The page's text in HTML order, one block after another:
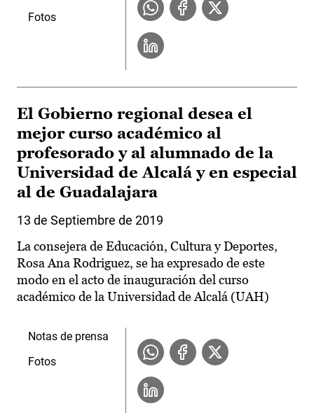
Fotos
El Gobierno regional desea el
mejor curso académico al
profesorado y al alumnado de la
Universidad de Alcalá y en especial
al de Guadalajara
13 de Septiembre de 2019
La consejera de Educación, Cultura y Deportes,
Rosa Ana Rodriguez, se ha expresado de este
modo en el acto de inauguración del curso
académico de la Universidad de Alcalá (UAH)
Notas de prensa
Fotos